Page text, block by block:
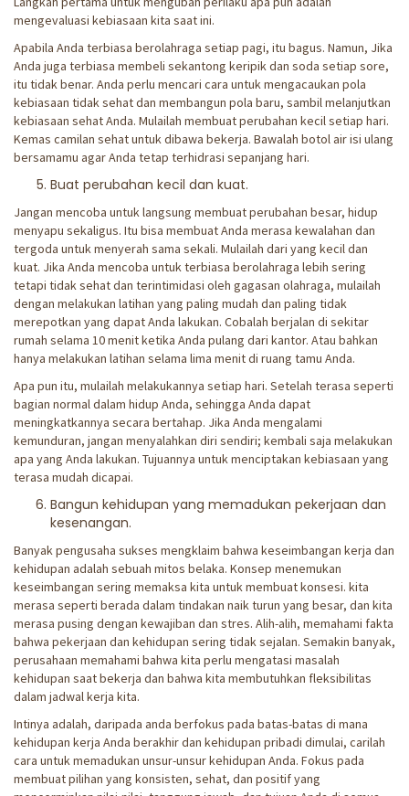
mengevaluasi kebiasaan kita saat ini.
Apabila Anda terbiasa berolahraga setiap pagi, itu bagus. Namun, Jika
Anda juga terbiasa membeli sekantong keripik dan soda setiap sore,
itu tidak benar. Anda perlu mencari cara untuk mengacaukan pola
kebiasaan tidak sehat dan membangun pola baru, sambil melanjutkan
kebiasaan sehat Anda. Mulailah membuat perubahan kecil setiap hari.
Kemas camilan sehat untuk dibawa bekerja. Bawalah botol air isi ulang
bersamamu agar Anda tetap terhidrasi sepanjang hari.
Buat perubahan kecil dan kuat.
Jangan mencoba untuk langsung membuat perubahan besar, hidup
menyapu sekaligus. Itu bisa membuat Anda merasa kewalahan dan
tergoda untuk menyerah sama sekali. Mulailah dari yang kecil dan
kuat. Jika Anda mencoba untuk terbiasa berolahraga lebih sering
tetapi tidak sehat dan terintimidasi oleh gagasan olahraga, mulailah
dengan melakukan latihan yang paling mudah dan paling tidak
merepotkan yang dapat Anda lakukan. Cobalah berjalan di sekitar
rumah selama 10 menit ketika Anda pulang dari kantor. Atau bahkan
hanya melakukan latihan selama lima menit di ruang tamu Anda.
Apa pun itu, mulailah melakukannya setiap hari. Setelah terasa seperti
bagian normal dalam hidup Anda, sehingga Anda dapat
meningkatkannya secara bertahap. Jika Anda mengalami
kemunduran, jangan menyalahkan diri sendiri; kembali saja melakukan
apa yang Anda lakukan. Tujuannya untuk menciptakan kebiasaan yang
terasa mudah dicapai.
Bangun kehidupan yang memadukan pekerjaan dan
kesenangan.
Banyak pengusaha sukses mengklaim bahwa keseimbangan kerja dan
kehidupan adalah sebuah mitos belaka. Konsep menemukan
keseimbangan sering memaksa kita untuk membuat konsesi. kita
merasa seperti berada dalam tindakan naik turun yang besar, dan kita
merasa pusing dengan kewajiban dan stres. Alih-alih, memahami fakta
bahwa pekerjaan dan kehidupan sering tidak sejalan. Semakin banyak,
perusahaan memahami bahwa kita perlu mengatasi masalah
kehidupan saat bekerja dan bahwa kita membutuhkan fleksibilitas
dalam jadwal kerja kita.
Intinya adalah, daripada anda berfokus pada batas-batas di mana
kehidupan kerja Anda berakhir dan kehidupan pribadi dimulai, carilah
cara untuk memadukan unsur-unsur kehidupan Anda. Fokus pada
membuat pilihan yang konsisten, sehat, dan positif yang